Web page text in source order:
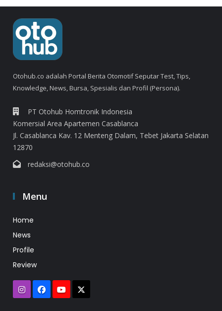
Otohub.co adalah Portal Berita Otomotif Seputar Test, Tips,
Knowledge, News, Bursa, Spesialis dan Profil (Persona).
PT Otohub Homtronik Indonesia
Komersial Area Apartemen Casablanca
Jl. Casablanca Kav. 12 Menteng Dalam, Tebet Jakarta Selatan
12870
redaksi@otohub.co
Menu
Home
News
Profile
Review